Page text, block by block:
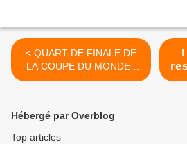
< QUART DE FINALE DE
LA COUPE DU MONDE :
Un dispositif préventif sera
Hébergé par Overblog
Top articles